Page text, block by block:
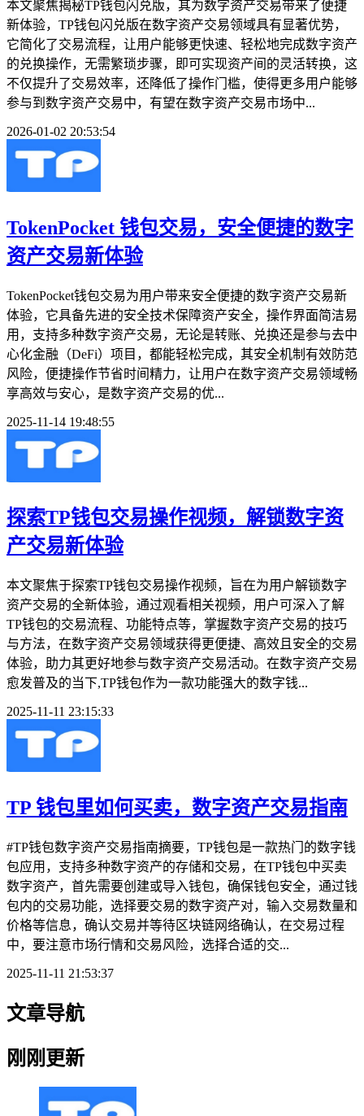
本文聚焦揭秘TP钱包闪兑版，其为数字资产交易带来了便捷
新体验，TP钱包闪兑版在数字资产交易领域具有显著优势，
它简化了交易流程，让用户能够更快速、轻松地完成数字资产
的兑换操作，无需繁琐步骤，即可实现资产间的灵活转换，这
不仅提升了交易效率，还降低了操作门槛，使得更多用户能够
参与到数字资产交易中，有望在数字资产交易市场中...
2026-01-02 20:53:54
TokenPocket 钱包交易，安全便捷的数字
资产交易新体验
TokenPocket钱包交易为用户带来安全便捷的数字资产交易新
体验，它具备先进的安全技术保障资产安全，操作界面简洁易
用，支持多种数字资产交易，无论是转账、兑换还是参与去中
心化金融（DeFi）项目，都能轻松完成，其安全机制有效防范
风险，便捷操作节省时间精力，让用户在数字资产交易领域畅
享高效与安心，是数字资产交易的优...
2025-11-14 19:48:55
探索TP钱包交易操作视频，解锁数字资
产交易新体验
本文聚焦于探索TP钱包交易操作视频，旨在为用户解锁数字
资产交易的全新体验，通过观看相关视频，用户可深入了解
TP钱包的交易流程、功能特点等，掌握数字资产交易的技巧
与方法，在数字资产交易领域获得更便捷、高效且安全的交易
体验，助力其更好地参与数字资产交易活动。在数字资产交易
愈发普及的当下,TP钱包作为一款功能强大的数字钱...
2025-11-11 23:15:33
TP 钱包里如何买卖，数字资产交易指南
#TP钱包数字资产交易指南摘要，TP钱包是一款热门的数字钱
包应用，支持多种数字资产的存储和交易，在TP钱包中买卖
数字资产，首先需要创建或导入钱包，确保钱包安全，通过钱
包内的交易功能，选择要交易的数字资产对，输入交易数量和
价格等信息，确认交易并等待区块链网络确认，在交易过程
中，要注意市场行情和交易风险，选择合适的交...
2025-11-11 21:53:37
文章导航
刚刚更新